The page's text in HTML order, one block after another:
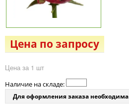
Цена по запросу
Цена за 1 шт
Наличие на складе:
Для оформления заказа необходима